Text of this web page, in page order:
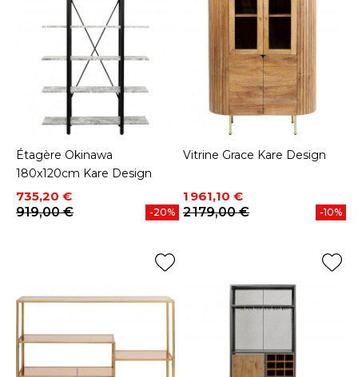
Étagère Okinawa
180x120cm Kare Design
Prix
735,20 €
Prix de base
919,00 €
-20%
Vitrine Grace Kare Design
Prix
1 961,10 €
Prix de base
2 179,00 €
-10%